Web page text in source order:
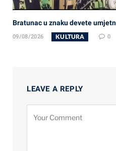
Bratunac u znaku devete
09/08/2026 KULTURA 0
LEAVE A REPLY